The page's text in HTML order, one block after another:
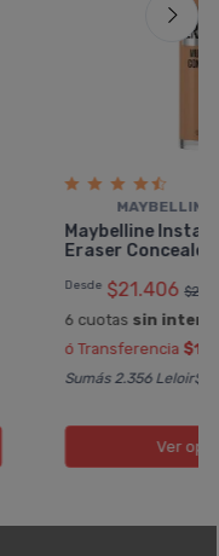
MAYBELLINE
Maybelline
Eraser Concealer
Desde $21.406
6 cuotas sin
ó Transferencia
Sumás 2.356 Leloir$
Ver